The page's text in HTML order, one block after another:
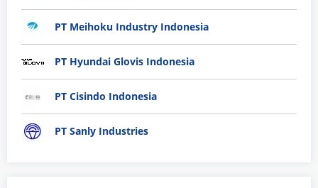
PT Meihoku Industry Indonesia
PT Hyundai Glovis Indonesia
PT Cisindo Indonesia
PT Sanly Industries